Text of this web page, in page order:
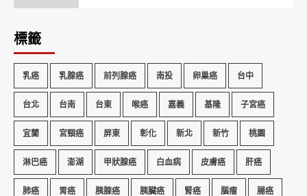
標籤
乳癌 乳腺癌 前列腺癌 南投 卵巢癌 台中
台北 台南 台東 喉癌 嘉義 基隆 子宮癌
宜蘭 宮頸癌 屏東 彰化 新北 新竹 桃園
淋巴癌 澎湖 甲狀腺癌 白血病 皮膚癌 肝癌
肺癌 胃癌 胰腺癌 胰臟癌 腎癌 腦瘤 腸癌